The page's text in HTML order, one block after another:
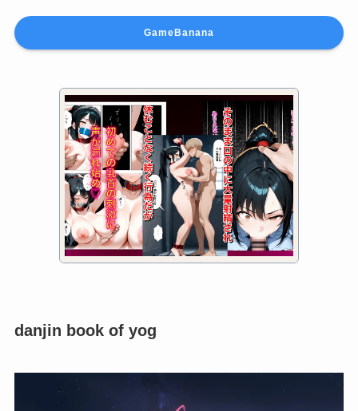
GameBanana
danjin book of yog